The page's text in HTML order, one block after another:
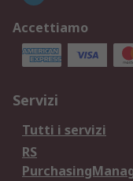
Accettiamo
Servizi
Tutti i servizi
RS